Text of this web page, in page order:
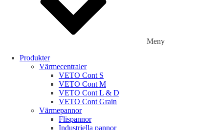
Meny
Produkter
Värmecentraler
VETO Cont S
VETO Cont M
VETO Cont L & D
VETO Cont Grain
Värmepannor
Flispannor
Industriella pannor